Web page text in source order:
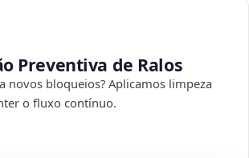
Preventiva de Ralos
novos bloqueios? Aplicamos limpeza
o fluxo contínuo.